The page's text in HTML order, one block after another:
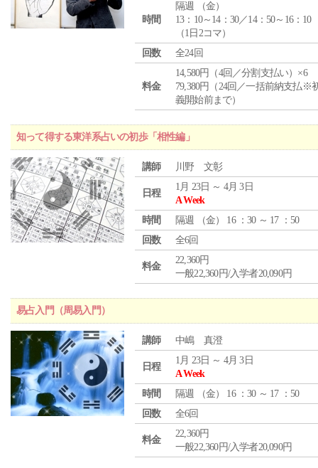
時間
隔週 （金）
13：10～14：30／14：50～16：10
（1日2コマ）
回数
全24回
料金
14,580円（4回／分割支払い）×6
79,380円（24回／一括前納支払※
義開始前まで）
知って得する東洋系占いの初歩「相性編」
講師 川野 文彰
日程
1月 23日 ～ 4月 3日
A Week
時間
隔週 （金） 16 ：30 ～ 17 ：50
回数
全6回
料金
22,360円
一般22,360円/入学者20,090円
易占入門（周易入門）
講師 中嶋 真澄
日程
1月 23日 ～ 4月 3日
A Week
時間
隔週 （金） 16 ：30 ～ 17 ：50
回数
全6回
料金
22,360円
一般22,360円/入学者20,090円